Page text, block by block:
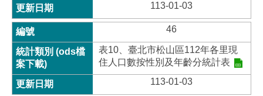
113-01-03
46
表10、臺北市松山區112年各里現
住人口數按性別及年齡分統計表
113-01-03